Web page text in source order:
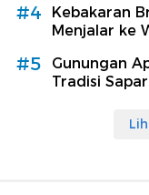
#4
Kebakaran
Menjalar ke
#5
Gunungan
Tradisi